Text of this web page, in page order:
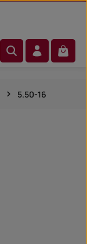
5.50-16